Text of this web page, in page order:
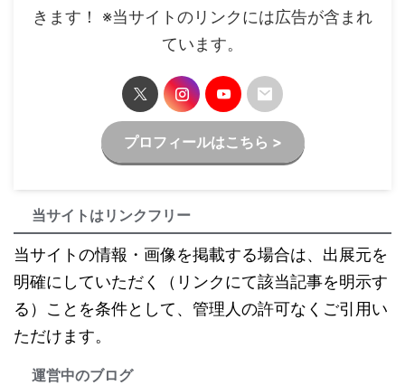
きます！ ※当サイトのリンクには広告が含まれ
ています。
プロフィールはこちら >
当サイトはリンクフリー
当サイトの情報・画像を掲載する場合は、出展元を
明確にしていただく（リンクにて該当記事を明示す
る）ことを条件として、管理人の許可なくご引用い
ただけます。
運営中のブログ